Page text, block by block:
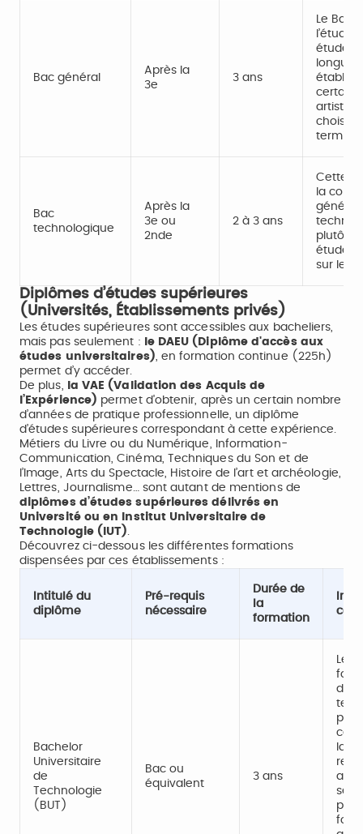
Bac général
Après la
3e
3 ans
Le Bac
études
longue
choisies
Bac
technologique
Après la
3e ou
2nde
2 à 3 ans
Cette
la
plutôt
études
sur le
Diplômes d’études supérieures
(Universités, Établissements privés)
Les études supérieures sont accessibles aux bacheliers,
mais pas seulement :
le DAEU (Diplôme d'accès aux
études universitaires), en formation continue (225h)
permet d’y accéder.
De plus,
la VAE (Validation des Acquis de
l’Expérience) permet d'obtenir, après un certain nombre
d’années de pratique professionnelle, un diplôme
d’études supérieures correspondant à cette expérience.
Métiers du Livre ou du Numérique, Information-
Communication, Cinéma, Techniques du Son et de
l’Image, Arts du Spectacle, Histoire de l’art et archéologie,
Lettres, Journalisme… sont autant de mentions de
diplômes d’études supérieures délivrés en
Université ou en Institut Universitaire de
Technologie (IUT).
Découvrez ci-dessous les différentes formations
dispensées par ces établissements :
Intitulé du
diplôme
Pré-requis
nécessaire
Durée de
la
formation
Bachelor
Universitaire
de
Technologie
(BUT)
Bac ou
équivalent
3 ans
Le
la